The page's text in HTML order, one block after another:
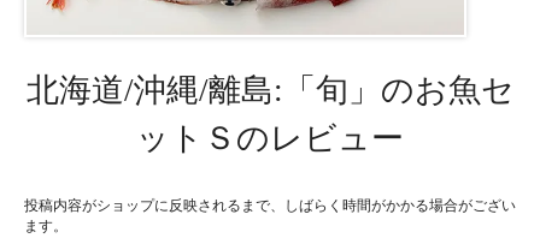
北海道/沖縄/離島:「旬」のお魚セ
ットＳのレビュー
投稿内容がショップに反映されるまで、しばらく時間がかかる場合がござい
ます。